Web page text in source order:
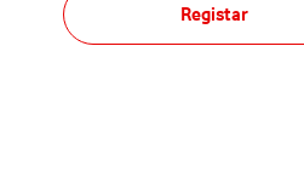
Registar